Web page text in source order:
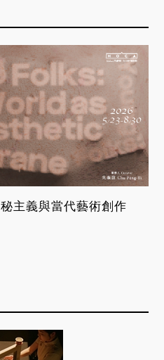
主義與當代藝術創作